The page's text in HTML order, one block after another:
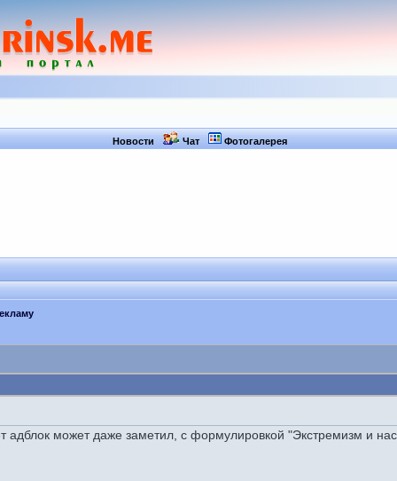
Новости Чат Фотогалерея
адблок может даже заметил, с формулировкой "Экстремизм и